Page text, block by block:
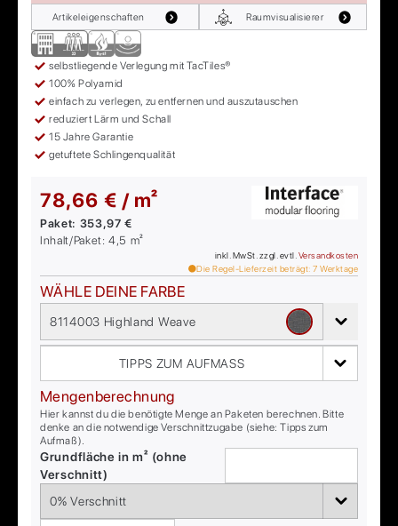
Artikeleigenschaften Raumvisualisierer
selbstliegende Verlegung mit TacTiles®
100% Polyamid
einfach zu verlegen, zu entfernen und auszutauschen
reduziert Lärm und Schall
15 Jahre Garantie
getuftete Schlingenqualität
78,66 € / m²
Paket: 353,97 €
Inhalt/Paket:4,5 m²
inkl. MwSt. zzgl. evtl. Versandkosten
Die Regel-Lieferzeit beträgt: 7 Werktage
WÄHLE DEINE FARBE
8114003 Highland Weave
TIPPS ZUM AUFMASS
Mengenberechnung
Hier kannst du die benötigte Menge an Paketen berechnen. Bitte
denke an die notwendige Verschnittzugabe (siehe: Tipps zum
Aufmaß).
Grundfläche in m² (ohne
Verschnitt)